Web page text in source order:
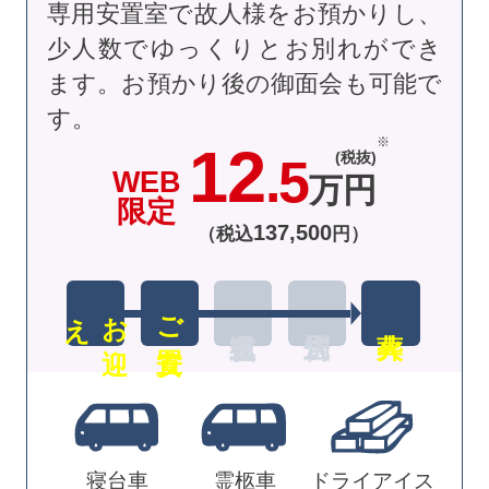
WEB
限定 12.5万円
(税抜)
（税込137,500円）
お
迎
え ご安置
専用安置室で故人様をお預かりし、
少人数でゆっくりとお別れができ
ます。お預かり後の御面会も可能で
す。
寝台車 霊柩車 ドライアイス